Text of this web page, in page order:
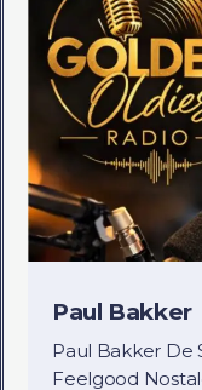
Paul Bakker
Paul Bakker De
Feelgood